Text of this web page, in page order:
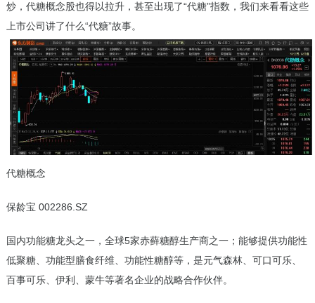
炒，代糖概念股也得以拉升，甚至出现了“代糖”指数，我们来看看这些
上市公司讲了什么“代糖”故事。
代糖概念
保龄宝 002286.SZ
国内功能糖龙头之一，全球5家赤藓糖醇生产商之一；能够提供功能性
低聚糖、功能型膳食纤维、功能性糖醇等，是元气森林、可口可乐、
百事可乐、伊利、蒙牛等著名企业的战略合作伙伴。